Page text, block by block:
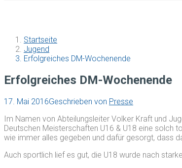
Startseite
Jugend
Erfolgreiches DM-Wochenende
Erfolgreiches DM-Wochenende
17. Mai 2016Geschrieben von Presse
Im Namen von Abteilungsleiter Volker Kraft und
Deutschen Meisterschaften U16 & U18 eine solch
wie immer alles gegeben und dafür gesorgt, dass
Auch sportlich lief es gut, die U18 wurde nach